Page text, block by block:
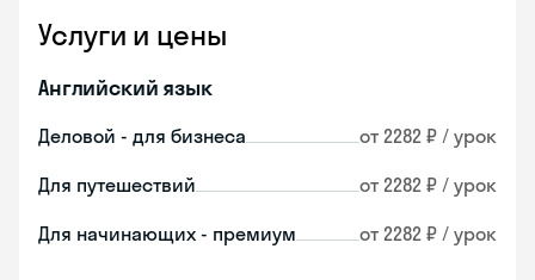
Услуги и цены
Английский язык
Деловой - для бизнеса от 2282 ₽ / урок
Для путешествий от 2282 ₽ / урок
Для начинающих - премиум от 2282 ₽ / урок